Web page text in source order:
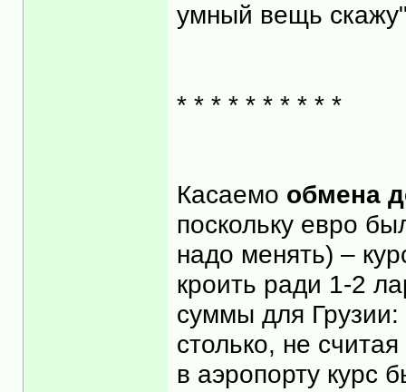
умный вещь
* * * * * * * * * *
Касаемо обмена
поскольку евро
надо менять) –
кроить ради 1-2
суммы для
столько, не
в аэропорту курс